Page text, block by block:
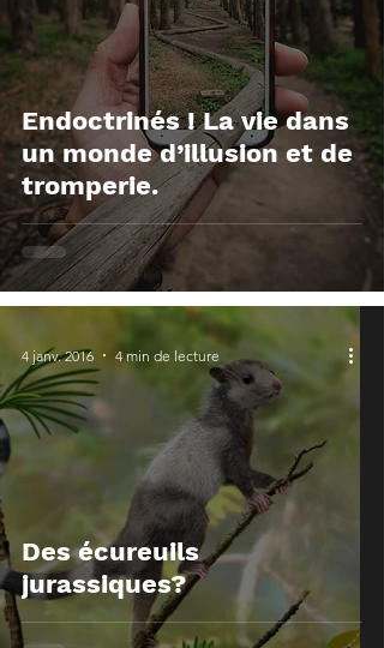
Endoctrinés ! La vie dans
un monde d’illusion et de
tromperie.
Des écureuils
jurassiques?
4 janv. 2016 4 min de lecture